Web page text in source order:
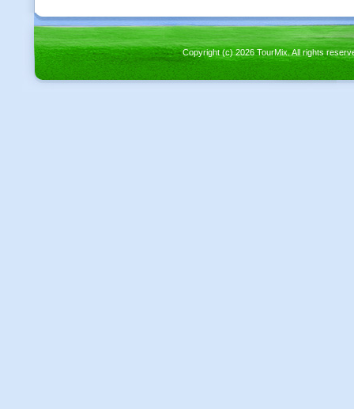
Copyright (c) 2026 TourMix. All rights